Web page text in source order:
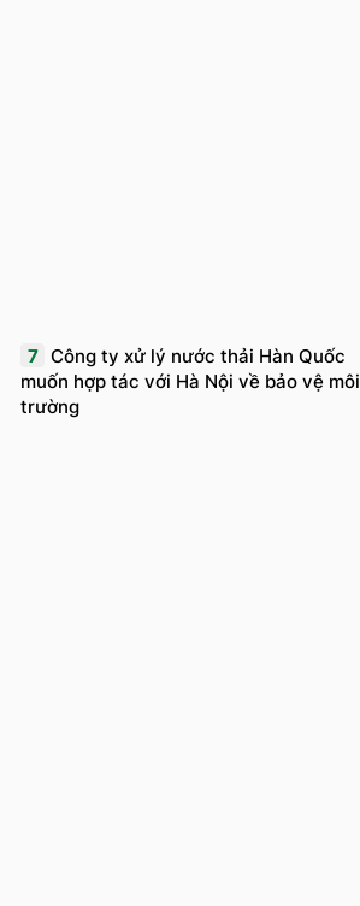
7 Công ty xử lý nước thải Hàn Quốc
muốn hợp tác với Hà Nội về bảo vệ môi
trường